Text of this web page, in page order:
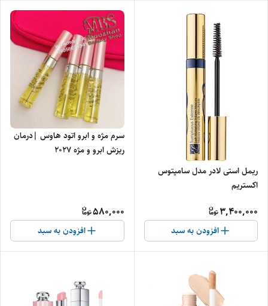
ریمل استی لادر مدل سامپتوس
اکستریم
3,400,000
افزودن به سبد
سرم مژه و ابرو اتود هاوس |درمان
ریزش ابرو و مژه 2027
580,000
افزودن به سبد